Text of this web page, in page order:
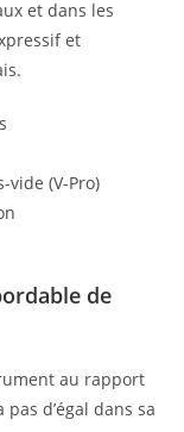
et dans les
et
vide (V-Pro)
de
au rapport
d’égal dans sa